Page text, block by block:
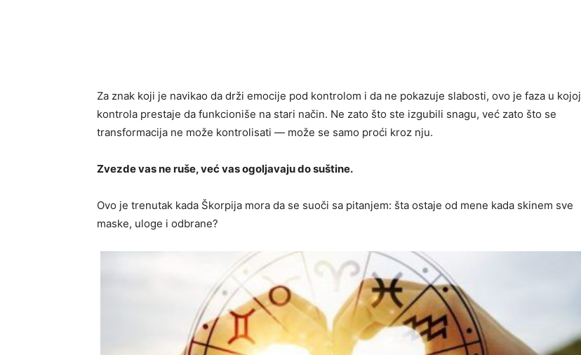
Za znak koji je navikao da drži emocije pod kontrolom i da ne pokazuje slabosti, ovo je faza u kojoj
kontrola prestaje da funkcioniše na stari način. Ne zato što ste izgubili snagu, već zato što se
transformacija ne može kontrolisati — može se samo proći kroz nju.
Zvezde vas ne ruše, već vas ogoljavaju do suštine.
Ovo je trenutak kada Škorpija mora da se suoči sa pitanjem: šta ostaje od mene kada skinem sve
maske, uloge i odbrane?